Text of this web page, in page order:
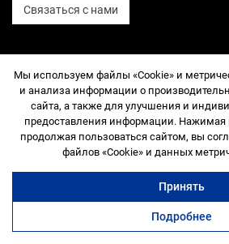
коворкинг переговорные
Связаться с нами
СОЦСЕТИ
Telegram
ВКонтакте
YouTube
Дзен
SOK Рыбаков Тауэр
SOK Сады Пекина
Мы используем файлы «Cookie» и
и анализа информации о
сайта, а также для улучшения и
предоставления информации. Нажимая
продолжая пользоваться сайтом, вы
файлов «Cookie» и данных
Принять
Подробнее
Служба